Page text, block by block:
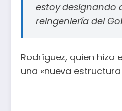
estoy designando
reingeniería del
Rodríguez, quien hizo
una «nueva